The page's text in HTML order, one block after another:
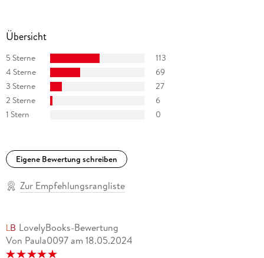
Übersicht
5 Sterne
113
4 Sterne
69
3 Sterne
27
2 Sterne
6
1 Stern
0
Eigene Bewertung schreiben
Zur Empfehlungsrangliste
LovelyBooks-Bewertung
Von Paula0097 am 18.05.2024